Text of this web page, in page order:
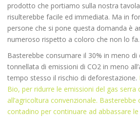
prodotto che portiamo sulla nostra
risulterebbe facile ed immediata. Ma in
persone che si pone questa domanda è
numeroso rispetto a coloro che non lo fa.
Basterebbe consumare il 30% in meno di
tonnellata di emissioni di CO2 in meno
tempo stesso il rischio di deforestazione.
Bio, per ridurre le emissioni del gas serra
all’agricoltura convenzionale.
contadino per continuare ad abbassare